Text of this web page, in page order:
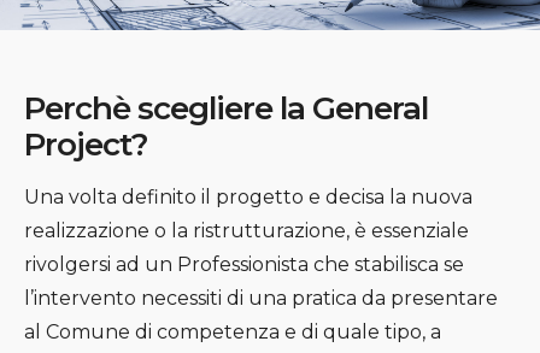
Perchè scegliere la General
Project?
Una volta definito il progetto e decisa la nuova
realizzazione o la ristrutturazione, è essenziale
rivolgersi ad un Professionista che stabilisca se
l’intervento necessiti di una pratica da presentare
al Comune di competenza e di quale tipo, a